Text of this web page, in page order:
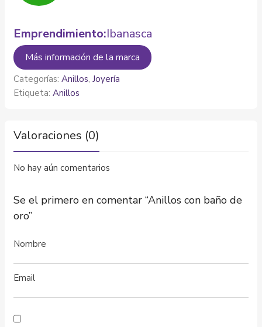
Emprendimiento:Ibanasca
Más información de la marca
Categorías: Anillos, Joyería
Etiqueta: Anillos
Valoraciones (0)
No hay aún comentarios
Se el primero en comentar “Anillos con baño de
oro”